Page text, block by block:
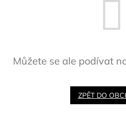
Můžete se ale podívat
ZPĚT DO